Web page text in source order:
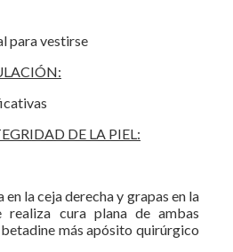
para vestirse
DE LA PIEL:
la ceja derecha y grapas en la
realiza cura plana de ambas
más apósito quirúrgico